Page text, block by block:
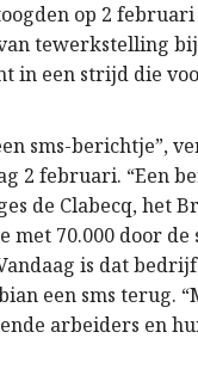
op 2
tewerkstelling
in een strijd die
sms-berichtje”,
2 februari. “Een
de Clabecq, het
met 70.000 door
is dat
een sms terug.
arbeiders en